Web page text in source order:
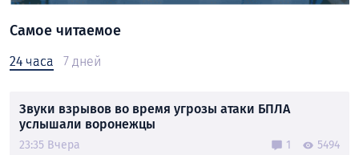
Самое читаемое
24 часа 7 дней
Звуки взрывов во время угрозы атаки БПЛА
услышали воронежцы
23:35 Вчера 1 5494